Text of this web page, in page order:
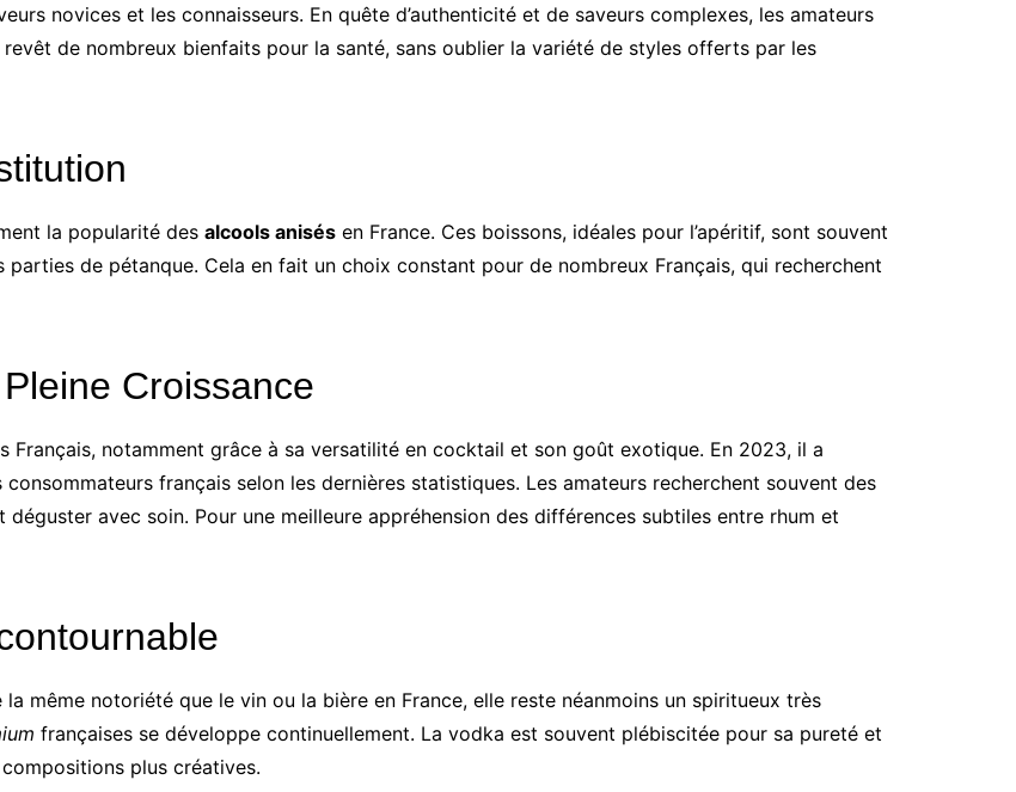
novices et les connaisseurs. En quête d’authenticité et de saveurs complexes, les amateurs
de nombreux bienfaits pour la santé, sans oublier la variété de styles offerts par les
la popularité des alcools anisés en France. Ces boissons, idéales pour l’apéritif, sont souvent
de pétanque. Cela en fait un choix constant pour de nombreux Français, qui recherchent
Croissance
Français, notamment grâce à sa versatilité en cocktail et son goût exotique. En 2023, il a
français selon les dernières statistiques. Les amateurs recherchent souvent des
déguster avec soin. Pour une meilleure appréhension des différences subtiles entre rhum et
la même notoriété que le vin ou la bière en France, elle reste néanmoins un spiritueux très
françaises se développe continuellement. La vodka est souvent plébiscitée pour sa pureté et
plus créatives.